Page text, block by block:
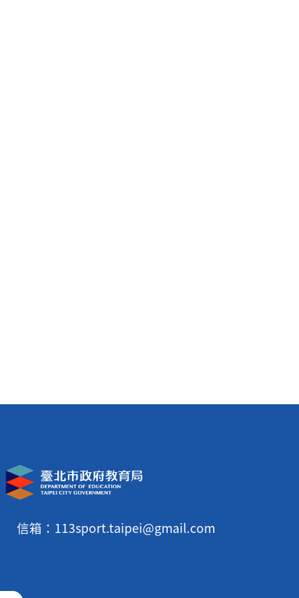
信箱：113sport.taipei@gmail.com